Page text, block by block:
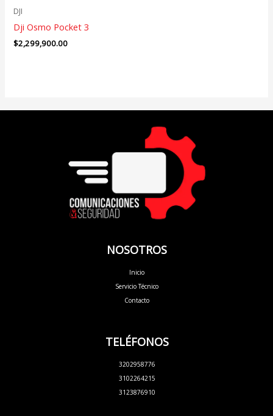
DJI
Dji Osmo Pocket 3
$2,299,900.00
NOSOTROS
Inicio
Servicio Técnico
Contacto
TELÉFONOS
3202958776
3102264215
3123876910